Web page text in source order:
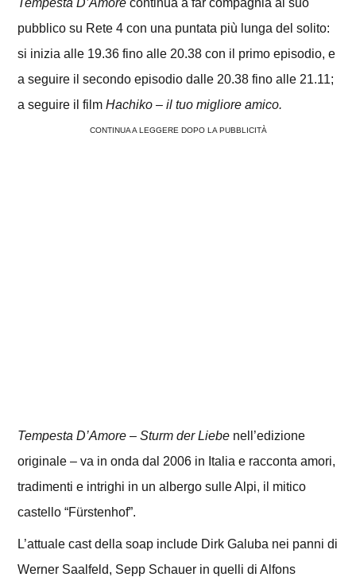
pubblico su Rete 4 con una puntata più lunga del solito:
si inizia alle 19.36 fino alle 20.38 con il primo episodio, e
a seguire il secondo episodio dalle 20.38 fino alle 21.11;
a seguire il filmHachiko – il tuo migliore amico.
CONTINUA A LEGGERE DOPO LA PUBBLICITÀ
Tempesta D’Amore –Sturm der Liebe nell’edizione
originale – va in onda dal 2006 in Italia e racconta amori,
tradimenti e intrighi in un albergo sulle Alpi, il mitico
castello “Fürstenhof”.
L’attuale cast della soap include Dirk Galuba nei panni di
Werner Saalfeld, Sepp Schauer in quelli di Alfons